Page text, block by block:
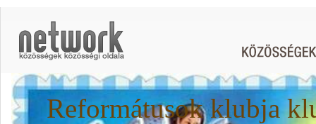
Reformátusok klubja